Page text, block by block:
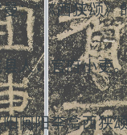
：“《西狭颂
人，官府小吏
阿阳李翕西狭